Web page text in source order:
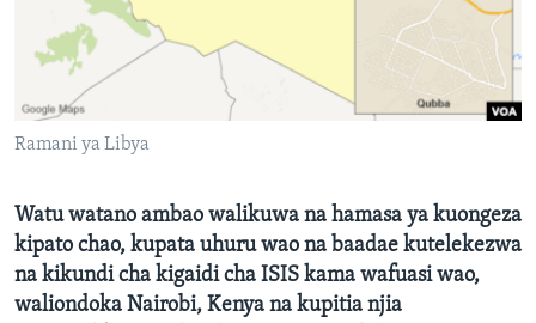
Ramani ya Libya
Watu watano ambao walikuwa na hamasa ya kuongeza
kipato chao, kupata uhuru wao na baadae kutelekezwa
na kikundi cha kigaidi cha ISIS kama wafuasi wao,
waliondoka Nairobi, Kenya na kupitia njia